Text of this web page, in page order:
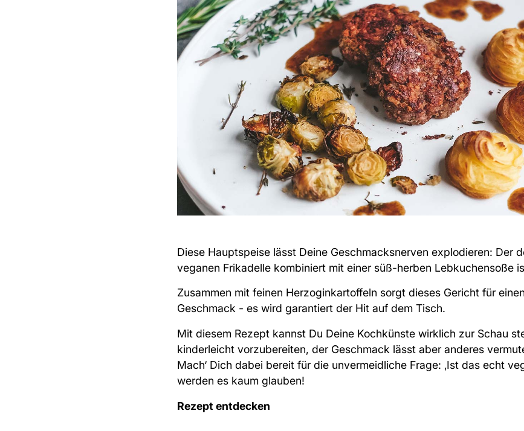
Diese Hauptspeise lässt Deine Geschmacksnerven explodieren: Der
veganen Frikadellekombiniert mit einer süß-herben Lebkuchensoße
Zusammen mit feinen Herzoginkartoffeln sorgt dieses Gericht für
Geschmack - es wird garantiert der Hit auf dem Tisch.
Mit diesem Rezept kannst Du Deine Kochkünste wirklich zur Schau
kinderleicht vorzubereiten, der Geschmack lässt aber anderes
Mach‘ Dich dabei bereit für die unvermeidliche Frage: ‚Ist das echt
werden es kaum glauben!
Rezept entdecken